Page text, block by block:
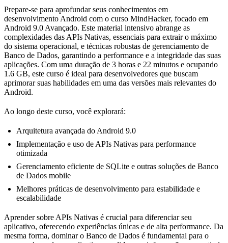
Prepare-se para aprofundar seus conhecimentos em
desenvolvimento Android com o curso MindHacker, focado em
Android 9.0 Avançado. Este material intensivo abrange as
complexidades das APIs Nativas, essenciais para extrair o máximo
do sistema operacional, e técnicas robustas de gerenciamento de
Banco de Dados, garantindo a performance e a integridade das suas
aplicações. Com uma duração de 3 horas e 22 minutos e ocupando
1.6 GB, este curso é ideal para desenvolvedores que buscam
aprimorar suas habilidades em uma das versões mais relevantes do
Android.
Ao longo deste curso, você explorará:
Arquitetura avançada do Android 9.0
Implementação e uso de APIs Nativas para performance
otimizada
Gerenciamento eficiente de SQLite e outras soluções de Banco
de Dados mobile
Melhores práticas de desenvolvimento para estabilidade e
escalabilidade
Aprender sobre APIs Nativas é crucial para diferenciar seu
aplicativo, oferecendo experiências únicas e de alta performance. Da
mesma forma, dominar o Banco de Dados é fundamental para o